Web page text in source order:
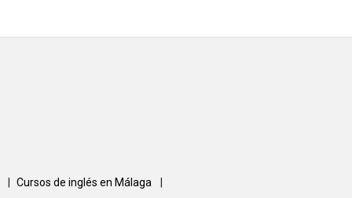
Cursos de inglés en Málaga